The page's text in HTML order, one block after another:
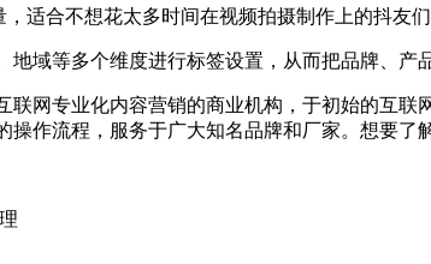
合不想花太多时间在视频拍摄制作上的抖友们
等多个维度进行标签设置，从而把品牌、产品
专业化内容营销的商业机构，于初始的互联
操作流程，服务于广大知名品牌和厂家。想要了